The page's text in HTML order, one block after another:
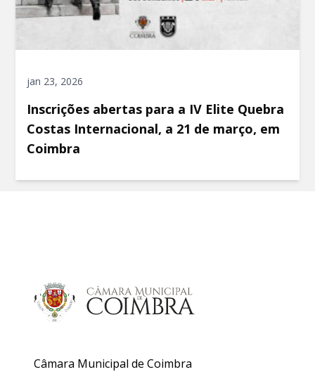
jan 23, 2026
Inscrições abertas para a IV Elite Quebra
Costas Internacional, a 21 de março, em
Coimbra
Câmara Municipal de Coimbra